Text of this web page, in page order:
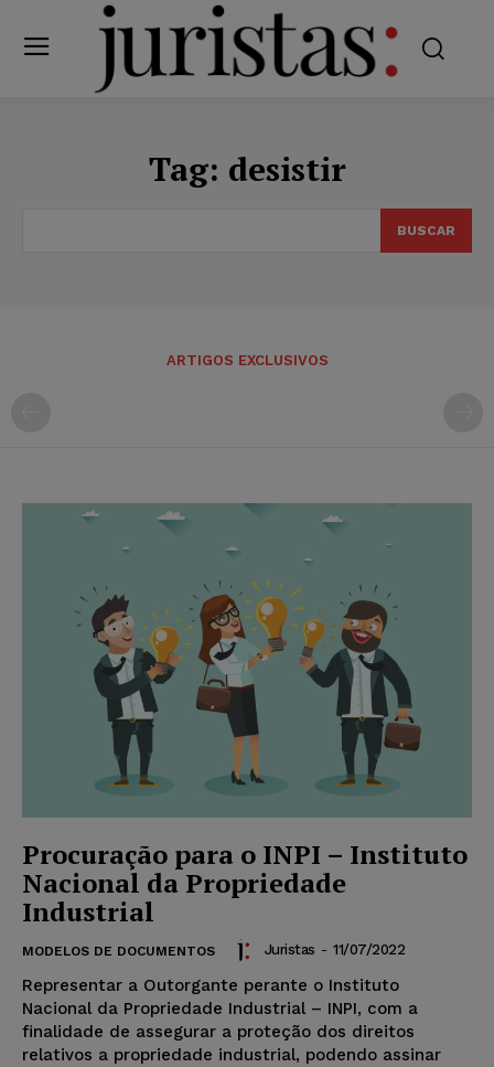
Tag: desistir
BUSCAR
ARTIGOS EXCLUSIVOS
Procuração para o INPI – Instituto
Nacional da Propriedade
Industrial
MODELOS DE DOCUMENTOS Juristas - 11/07/2022
Representar a Outorgante perante o Instituto
Nacional da Propriedade Industrial – INPI, com a
finalidade de assegurar a proteção dos direitos
relativos a propriedade industrial, podendo assinar